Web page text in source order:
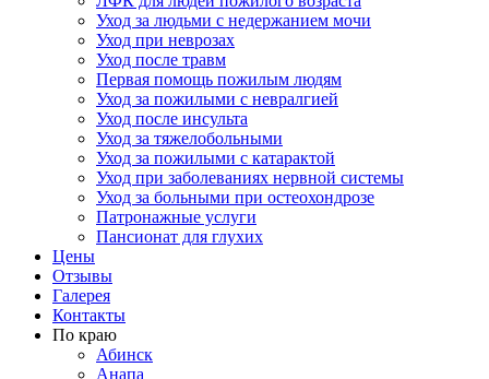
Уход за людьми с недержанием мочи
Уход при неврозах
Уход после травм
Первая помощь пожилым людям
Уход за пожилыми с невралгией
Уход после инсульта
Уход за тяжелобольными
Уход за пожилыми с катарактой
Уход при заболеваниях нервной системы
Уход за больными при остеохондрозе
Патронажные услуги
Пансионат для глухих
Цены
Отзывы
Галерея
Контакты
По краю
Абинск
Анапа